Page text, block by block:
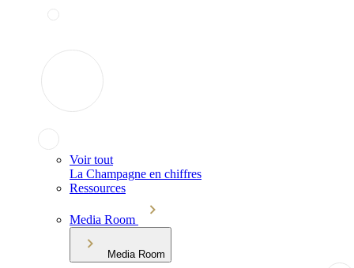
Voir tout
La Champagne en chiffres
Ressources
Media Room
Media Room